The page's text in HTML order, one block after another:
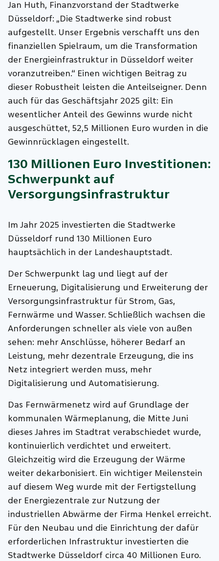
Jan Huth, Finanzvorstand der Stadtwerke
Düsseldorf: „Die Stadtwerke sind robust
aufgestellt. Unser Ergebnis verschafft uns den
finanziellen Spielraum, um die Transformation
der Energieinfrastruktur in Düsseldorf weiter
voranzutreiben.“ Einen wichtigen Beitrag zu
dieser Robustheit leisten die Anteilseigner. Denn
auch für das Geschäftsjahr 2025 gilt: Ein
wesentlicher Anteil des Gewinns wurde nicht
ausgeschüttet, 52,5 Millionen Euro wurden in die
Gewinnrücklagen eingestellt.
130 Millionen Euro Investitionen:
Schwerpunkt auf
Versorgungsinfrastruktur
Im Jahr 2025 investierten die Stadtwerke
Düsseldorf rund 130 Millionen Euro
hauptsächlich in der Landeshauptstadt.
Der Schwerpunkt lag und liegt auf der
Erneuerung, Digitalisierung und Erweiterung der
Versorgungsinfrastruktur für Strom, Gas,
Fernwärme und Wasser. Schließlich wachsen die
Anforderungen schneller als viele von außen
sehen: mehr Anschlüsse, höherer Bedarf an
Leistung, mehr dezentrale Erzeugung, die ins
Netz integriert werden muss, mehr
Digitalisierung und Automatisierung.
Das Fernwärmenetz wird auf Grundlage der
kommunalen Wärmeplanung, die Mitte Juni
dieses Jahres im Stadtrat verabschiedet wurde,
kontinuierlich verdichtet und erweitert.
Gleichzeitig wird die Erzeugung der Wärme
weiter dekarbonisiert. Ein wichtiger Meilenstein
auf diesem Weg wurde mit der Fertigstellung
der Energiezentrale zur Nutzung der
industriellen Abwärme der Firma Henkel erreicht.
Für den Neubau und die Einrichtung der dafür
erforderlichen Infrastruktur investierten die
Stadtwerke Düsseldorf circa 40 Millionen Euro.